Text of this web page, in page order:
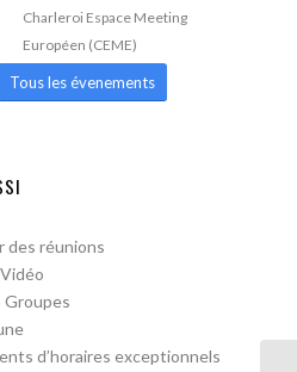
Charleroi Espace Meeting
Européen (CEME)
Tous les évenements
des réunions
Groupes
d’horaires exceptionnels